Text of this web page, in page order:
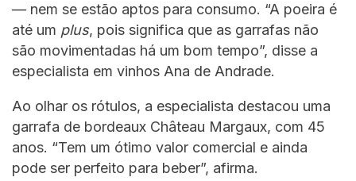
— nem se estão aptos para consumo. “A poeira é
até um plus, pois significa que as garrafas não
são movimentadas há um bom tempo”, disse a
especialista em vinhos Ana de Andrade.
Ao olhar os rótulos, a especialista destacou uma
garrafa de bordeaux Château Margaux, com 45
anos. “Tem um ótimo valor comercial e ainda
pode ser perfeito para beber”, afirma.